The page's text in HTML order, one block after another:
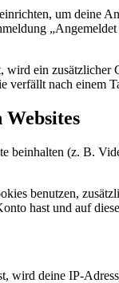
um deine
ein
verfällt nach einem
beinhalten (z. B.
benutzen,
hast und auf
wird deine IP-